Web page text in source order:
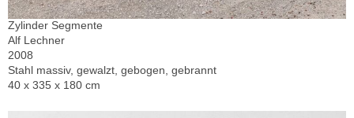
Zylinder Segmente
Alf Lechner
2008
Stahl massiv, gewalzt, gebogen, gebrannt
40 x 335 x 180 cm